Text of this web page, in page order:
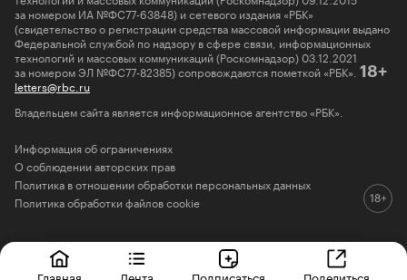
за номером ИА №ФС77-63848) и сетевого издания «РБК»
(свидетельство о регистрации средства массовой информации выдано
Федеральной службой по надзору в сфере связи, информационных
технологий и массовых коммуникаций (Роскомнадзор) 03.12.2021
за номером ЭЛ №ФС77-82385) сопровождаются пометкой «РБК». 18+
letters@rbc.ru
Владельцем сайта является информационное агентство «РБК».
Информация об ограничениях
О соблюдении авторских прав
Политика в отношении обработки персональных данных
Политика обработки файлов cookie
Главная Лента Подписаться Поделиться